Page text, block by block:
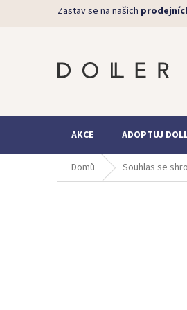
Zastav se na našich
AKCE ADOPTUJ
Domů Souhlas se